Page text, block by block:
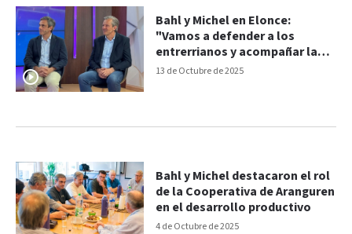
13 de Octubre de 2025
Bahl y Michel en Elonce:
"Vamos a defender a los
entrerrianos y acompañar las
gestiones del gobierno
4 de Octubre de 2025
Bahl y Michel destacaron el rol
de la Cooperativa de Aranguren
en el desarrollo productivo